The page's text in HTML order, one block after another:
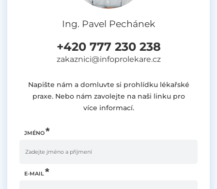
JMÉNO
E-MAIL
Ing. Pavel Pechánek
+420 777 230 238
zakaznici@infoprolekare.cz
Napište nám a domluvte si prohlídku lékařské
praxe. Nebo nám zavolejte na naši linku pro
více informací.